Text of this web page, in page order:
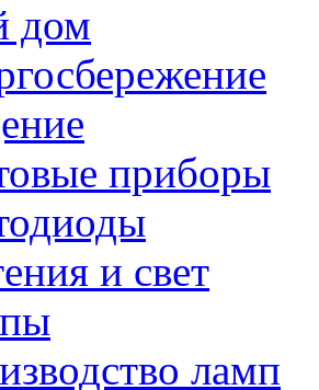
дом
приборы
и свет
ламп